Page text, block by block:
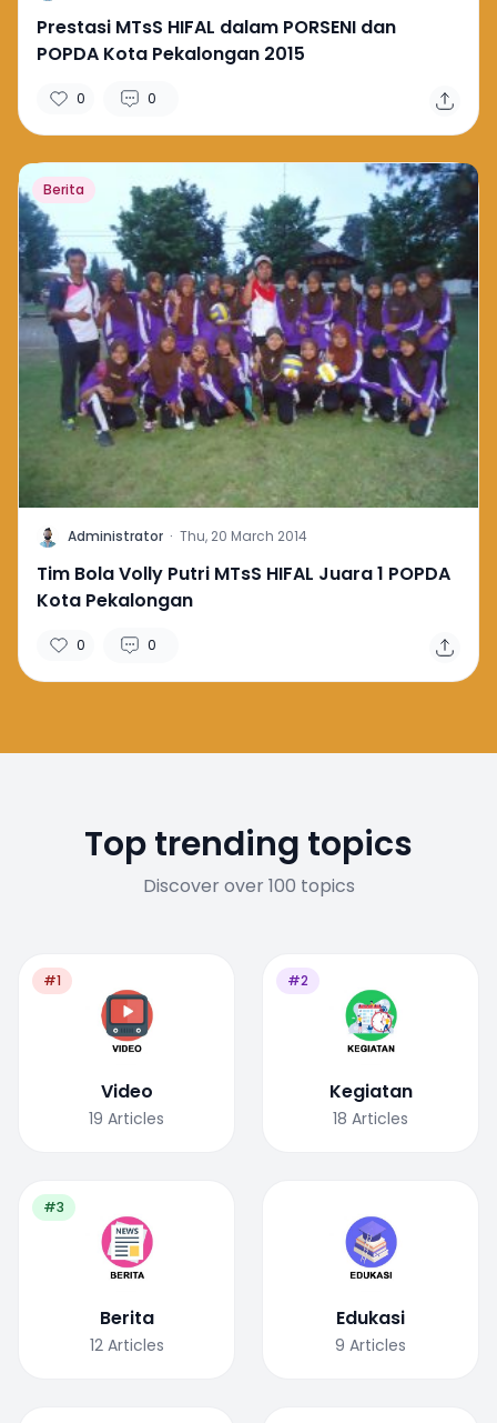
Prestasi MTsS HIFAL dalam PORSENI dan
POPDA Kota Pekalongan 2015
0 0
Berita
A Administrator · Thu, 20 March 2014
Tim Bola Volly Putri MTsS HIFAL Juara 1 POPDA
Kota Pekalongan
0 0
Top trending topics
Discover over 100 topics
#1
Video
19 Articles
#2
Kegiatan
18 Articles
#3
Berita
12 Articles
Edukasi
9 Articles